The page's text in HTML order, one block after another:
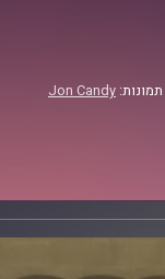
Jon Candy